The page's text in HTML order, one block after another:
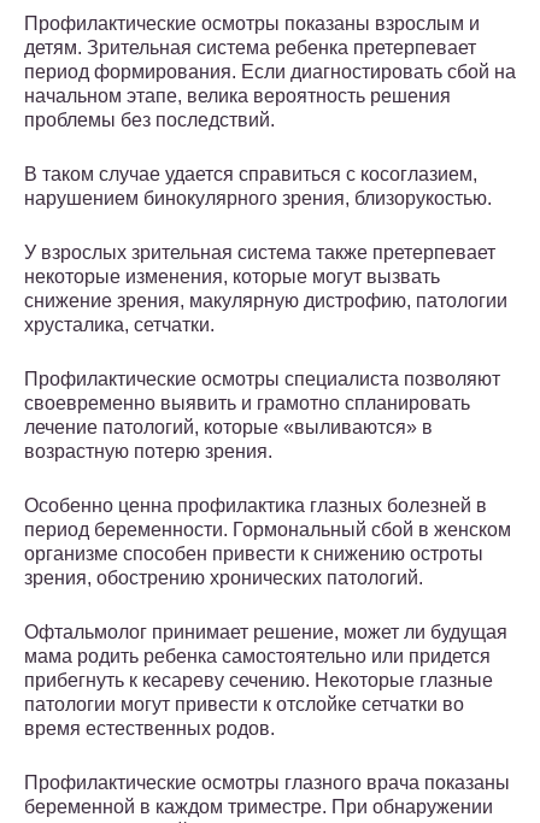
Профилактические осмотры показаны взрослым и
детям. Зрительная система ребенка претерпевает
период формирования. Если диагностировать сбой на
начальном этапе, велика вероятность решения
проблемы без последствий.
В таком случае удается справиться с косоглазием,
нарушением бинокулярного зрения, близорукостью.
У взрослых зрительная система также претерпевает
некоторые изменения, которые могут вызвать
снижение зрения, макулярную дистрофию, патологии
хрусталика, сетчатки.
Профилактические осмотры специалиста позволяют
своевременно выявить и грамотно спланировать
лечение патологий, которые «выливаются» в
возрастную потерю зрения.
Особенно ценна профилактика глазных болезней в
период беременности. Гормональный сбой в женском
организме способен привести к снижению остроты
зрения, обострению хронических патологий.
Офтальмолог принимает решение, может ли будущая
мама родить ребенка самостоятельно или придется
прибегнуть к кесареву сечению. Некоторые глазные
патологии могут привести к отслойке сетчатки во
время естественных родов.
Профилактические осмотры глазного врача показаны
беременной в каждом триместре. При обнаружении